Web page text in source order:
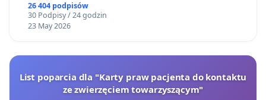
26 404 podpisów
30 Podpisy / 24 godzin
23 May 2026
List poparcia dla "Karty praw pacjenta do kontaktu
ze zwierzęciem towarzyszącym"